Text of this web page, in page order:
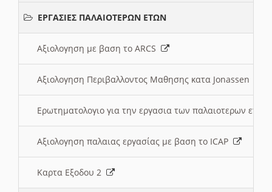
ΕΡΓΑΣΙΕΣ ΠΑΛΑΙΟΤΕΡΩΝ ΕΤΩΝ
Αξιολογηση με βαση το ARCS
Αξιολογηση Περιβαλλοντος Μαθησης κατα Jonassen
Ερωτηματολογιο για την εργασια των παλαιοτερων
Αξιολογηση παλαιας εργασίας με βαση το ICAP
Καρτα Εξοδου 2